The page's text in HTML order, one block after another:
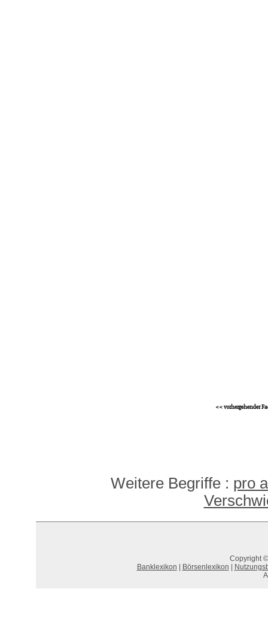
<< vorhergehender
Weitere Begriffe : pro
Copyright
Banklexikon
Börsenlexikon